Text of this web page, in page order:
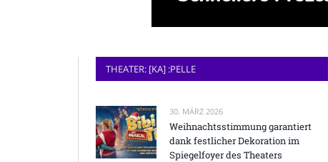
THEATER: [KA] :PELLE
30. MÄRZ 2026
Weihnachtsstimmung garantiert
dank festlicher Dekoration im
Spiegelfoyer des Theaters